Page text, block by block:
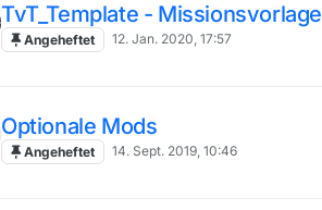
TvT_Template - Missionsvorlage
Angeheftet 12. Jan. 2020, 17:57
Optionale Mods
Angeheftet 14. Sept. 2019, 10:46